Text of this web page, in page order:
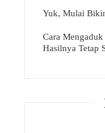
Yuk, Mulai
Cara
Hasilnya Tetap